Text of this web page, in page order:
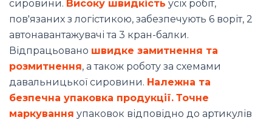
сировини. Високу швидкість усіх робіт,
пов'язаних з логістикою, забезпечують 6 воріт, 2
автонавантажувачі та 3 кран-балки.
Відпрацьовано швидке замитнення та
розмитнення, а також роботу за схемами
давальницької сировини. Належна та
безпечна упаковка продукції. Точне
маркування упаковок відповідно до артикулів